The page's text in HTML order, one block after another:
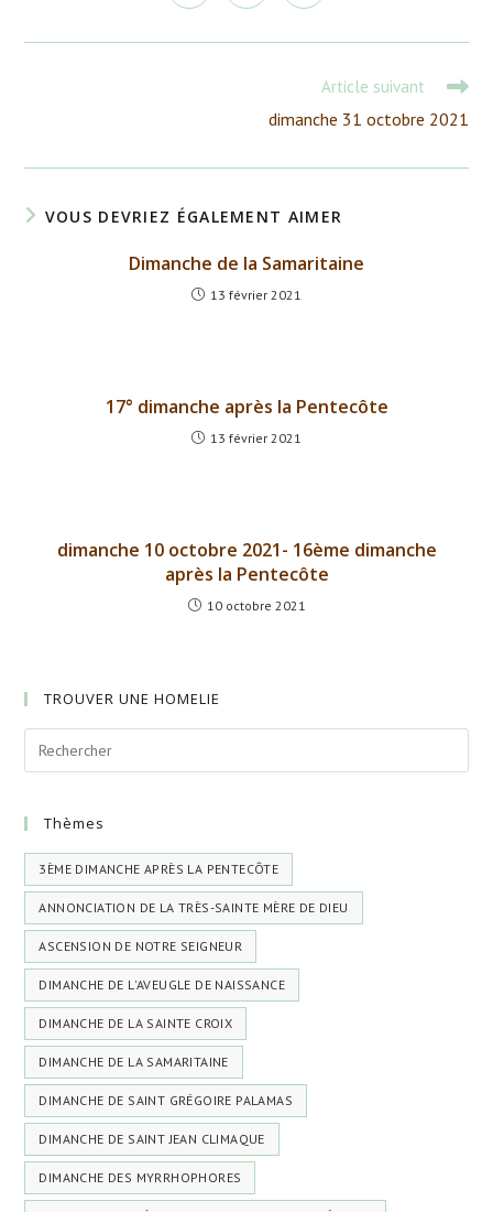
fenêtre fenêtre fenêtre fenêtre
dans
autre
dans
autre
dans
autre
Article suivant
dimanche 31 octobre 2021
VOUS DEVRIEZ ÉGALEMENT AIMER
Dimanche de la Samaritaine
13 février 2021
17° dimanche après la Pentecôte
13 février 2021
dimanche 10 octobre 2021- 16ème dimanche
après la Pentecôte
10 octobre 2021
TROUVER UNE HOMELIE
Thèmes
3ÈME DIMANCHE APRÈS LA PENTECÔTE
ANNONCIATION DE LA TRÈS-SAINTE MÈRE DE DIEU
ASCENSION DE NOTRE SEIGNEUR
DIMANCHE DE L'AVEUGLE DE NAISSANCE
DIMANCHE DE LA SAINTE CROIX
DIMANCHE DE LA SAMARITAINE
DIMANCHE DE SAINT GRÉGOIRE PALAMAS
DIMANCHE DE SAINT JEAN CLIMAQUE
DIMANCHE DES MYRRHOPHORES